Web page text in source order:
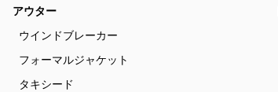
アウター
ウインドブレーカー
フォーマルジャケット
タキシード